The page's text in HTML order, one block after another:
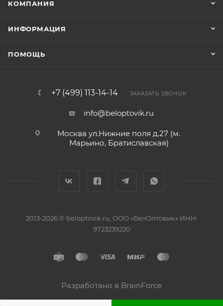
КОМПАНИЯ
ИНФОРМАЦИЯ
ПОМОЩЬ
+7 (499) 113-14-14 ЗАКАЗАТЬ ЗВОНОК
info@beloptovik.ru
Москва ул.Нижние поля д.27 (м.
Марьино, Братиславская)
2013-2026 © beloptovik.ru, ООО «БелОптовик» ИНН:
9723239220
Разработано в BrainForce